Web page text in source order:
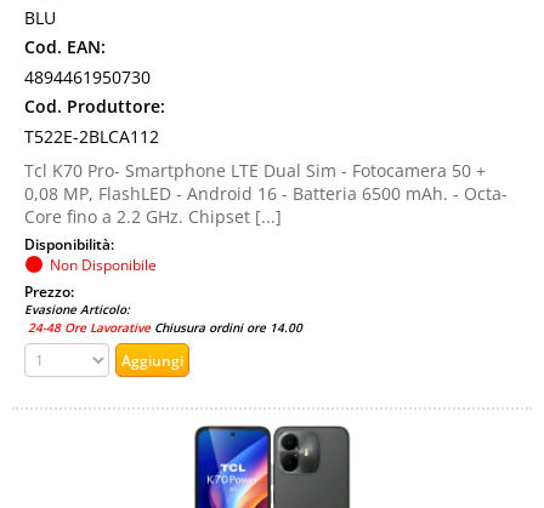
BLU
Cod. EAN:
4894461950730
Cod. Produttore:
T522E-2BLCA112
Tcl K70 Pro- Smartphone LTE Dual Sim - Fotocamera 50 +
0,08 MP, FlashLED - Android 16 - Batteria 6500 mAh. - Octa-
Core fino a 2.2 GHz. Chipset [...]
Disponibilità:
Non Disponibile
Prezzo:
Evasione Articolo:
24-48 Ore Lavorative Chiusura ordini ore 14.00